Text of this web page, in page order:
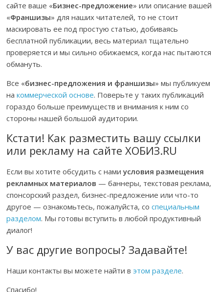
сайте ваше «Бизнес-предложение» или описание вашей
«Франшизы» для наших читателей, то не стоит
маскировать ее под простую статью, добиваясь
бесплатной публикации, весь материал тщательно
проверяется и мы сильно обижаемся, когда нас пытаются
обмануть.
Все «бизнес-предложения и франшизы» мы публикуем
накоммерческой основе. Поверьте у таких публикаций
гораздо больше преимуществ и внимания к ним со
стороны нашей большой аудитории.
Кстати! Как разместить вашу ссылки
или рекламу на сайте ХОБИЗ.RU
Если вы хотите обсудить с намиусловия размещения
рекламных материалов — баннеры, текстовая реклама,
спонсорский раздел, бизнес-предложение или что-то
другое — ознакомьтесь, пожалуйста, соспециальным
разделом. Мы готовы вступить в любой продуктивный
диалог!
У вас другие вопросы? Задавайте!
Наши контакты вы можете найти вэтом разделе.
Спасибо!